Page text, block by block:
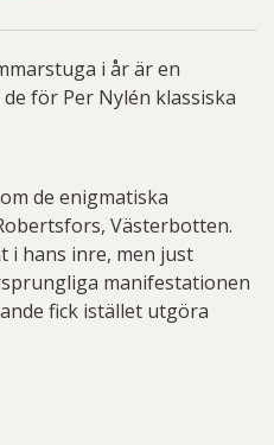
i år är en
för Per Nylén klassiska
de enigmatiska
Västerbotten.
i hans inre, men just
manifestationen
fick istället utgöra